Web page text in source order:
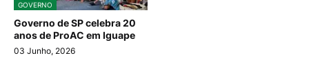
GOVERNO
Governo de SP celebra 20
anos de ProAC em Iguape
03 Junho, 2026